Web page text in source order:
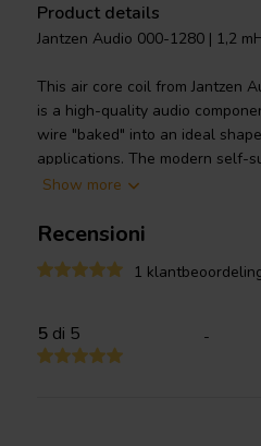
Product details
Jantzen Audio 000-1280 | 1,2
This air core coil from Jantzen
is a high-quality audio
wire "baked" into an ideal
applications. The modern self-
wire is of Grade 1B copper,
is solderable with a self-
Show more
Recensioni
1
5di 5 -